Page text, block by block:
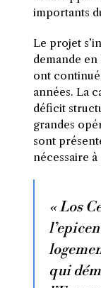
importants
Le projet
demande
ont
années. La
déficit
grandes
sont
nécessaire
« Los
qui